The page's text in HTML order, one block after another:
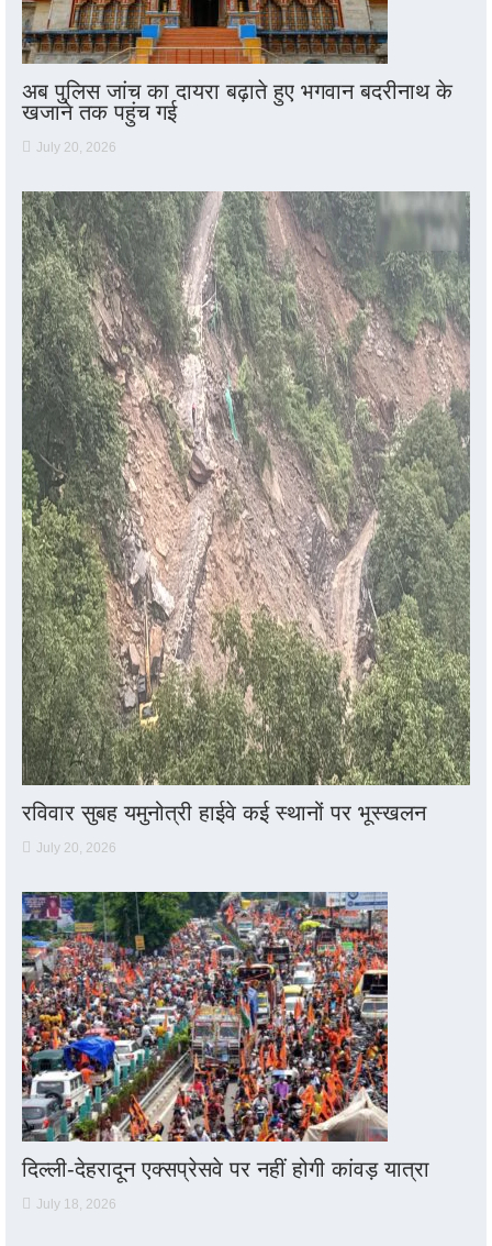
अब पुलिस जांच का दायरा बढ़ाते हुए भगवान बदरीनाथ के
खजाने तक पहुंच गई
July 20, 2026
रविवार सुबह यमुनोत्री हाईवे कई स्थानों पर भूस्खलन
July 20, 2026
दिल्ली-देहरादून एक्सप्रेसवे पर नहीं होगी कांवड़ यात्रा
July 18, 2026